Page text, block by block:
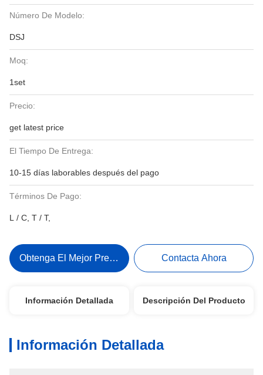
Número De Modelo:
DSJ
Moq:
1set
Precio:
get latest price
El Tiempo De Entrega:
10-15 días laborables después del pago
Términos De Pago:
L / C, T / T,
Obtenga El Mejor Precio Contacta Ahora
Información Detallada Descripción Del Producto
Información Detallada